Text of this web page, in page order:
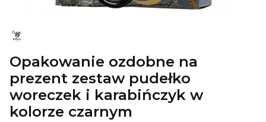
Opakowanie ozdobne na
prezent zestaw pudełko
woreczek i karabińczyk w
kolorze czarnym